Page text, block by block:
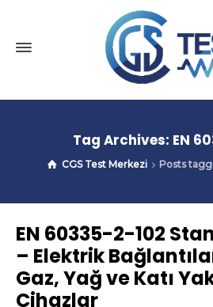
Tag Archives: EN
CGS Test Merkezi Posts
EN 60335-2-102
– Elektrik
Gaz, Yağ ve Katı
Cihazlar